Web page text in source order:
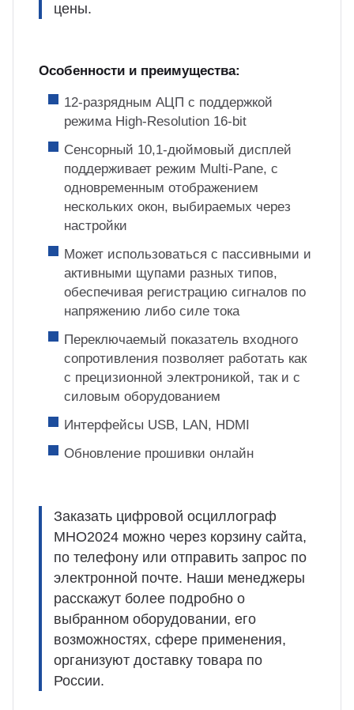
цены.
Особенности и преимущества:
12-разрядным АЦП с поддержкой
режима High-Resolution 16-bit
Сенсорный 10,1-дюймовый дисплей
поддерживает режим Multi-Pane, с
одновременным отображением
нескольких окон, выбираемых через
настройки
Может использоваться с пассивными и
активными щупами разных типов,
обеспечивая регистрацию сигналов по
напряжению либо силе тока
Переключаемый показатель входного
сопротивления позволяет работать как
с прецизионной электроникой, так и с
силовым оборудованием
Интерфейсы USB, LAN, HDMI
Обновление прошивки онлайн
Заказать цифровой осциллограф
MHO2024 можно через корзину сайта,
по телефону или отправить запрос по
электронной почте. Наши менеджеры
расскажут более подробно о
выбранном оборудовании, его
возможностях, сфере применения,
организуют доставку товара по
России.